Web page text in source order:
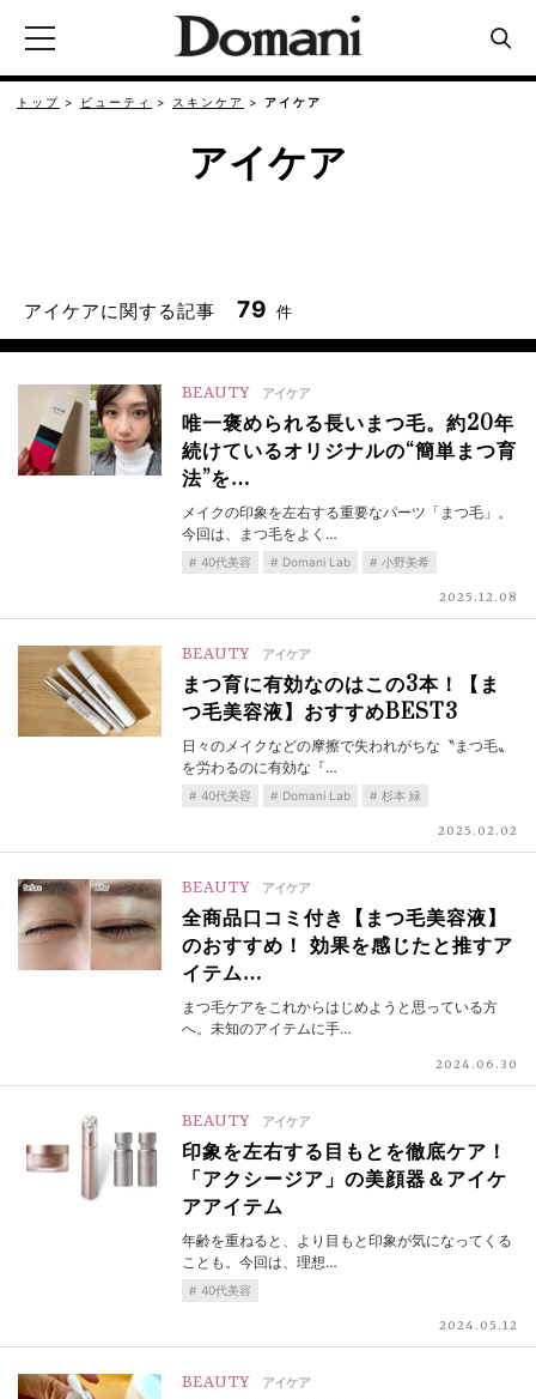
トップ ビューティ スキンケア アイケア
アイケア
アイケアに関する記事 79 件
BEAUTY アイケア
唯一褒められる長いまつ毛。約20年
続けているオリジナルの“簡単まつ育
法”を…
メイクの印象を左右する重要なパーツ「まつ毛」。
今回は、まつ毛をよく…
40代美容 Domani Lab 小野美希
2025.12.08
BEAUTY アイケア
まつ育に有効なのはこの3本！【ま
つ毛美容液】おすすめBEST3
日々のメイクなどの摩擦で失われがちな〝まつ毛〟
を労わるのに有効な『…
40代美容 Domani Lab 杉本 緑
2025.02.02
BEAUTY アイケア
全商品口コミ付き【まつ毛美容液】
のおすすめ！ 効果を感じたと推すア
イテム…
まつ毛ケアをこれからはじめようと思っている方
へ。未知のアイテムに手…
2024.06.30
BEAUTY アイケア
印象を左右する目もとを徹底ケア！
「アクシージア」の美顔器＆アイケ
アアイテム
年齢を重ねると、より目もと印象が気になってくる
ことも。今回は、理想…
40代美容
2024.05.12
BEAUTY アイケア